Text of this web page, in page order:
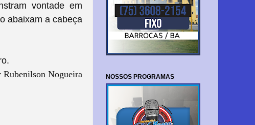
vontade em
abaixam a cabeça
Rubenilson Nogueira
NOSSOS PROGRAMAS